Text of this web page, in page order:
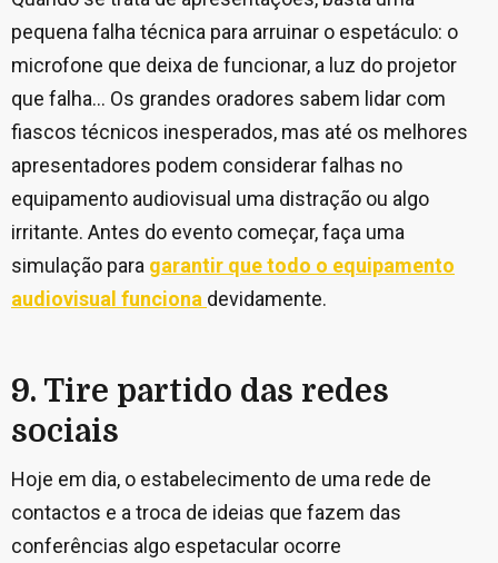
pequena falha técnica para arruinar o espetáculo: o
microfone que deixa de funcionar, a luz do projetor
que falha... Os grandes oradores sabem lidar com
fiascos técnicos inesperados, mas até os melhores
apresentadores podem considerar falhas no
equipamento audiovisual uma distração ou algo
irritante. Antes do evento começar, faça uma
simulação para garantir que todo o equipamento
audiovisual funciona devidamente.
9. Tire partido das redes
sociais
Hoje em dia, o estabelecimento de uma rede de
contactos e a troca de ideias que fazem das
conferências algo espetacular ocorre